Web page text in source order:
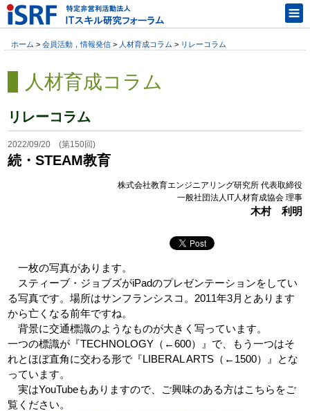
ホーム >会員活動，情報発信 > 人材育成コラム > リレーコラム
人材育成コラム
リレーコラム
2022/09/20 (第150回)
続・STEAM教育
株式会社教育エンジニアリング研究所 代表取締役
一般社団法人IT人材育成協会 理事
木村 利明
一枚の写真があります。
スティーブ・ジョブズがiPadのプレゼンテーションをしてい
る写真です。場所はサンフランシスコ。2011年3月とあります
から亡くなる前年ですね。
背景に交通標識のようなものが大きく写っています。
一つの標識が『TECHNOLOGY（←600）』で、もう一つはそ
れとほぼ直角に交わる形で『LIBERAL ARTS（←1500）』とな
っています。
実はYouTubeもありますので、ご興味のある方はこちらをご
覧ください。